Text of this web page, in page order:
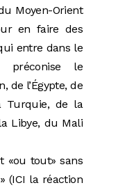
Moyen-Orient
en faire des
entre dans le
préconise le
de l’Égypte, de
Turquie, de la
Libye, du Mali
«ou tout» sans
(ICI la réaction